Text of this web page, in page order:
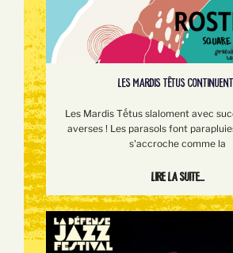
LES MARDIS TÊTUS
Les Mardis Tếtus slaloment avec
averses ! Les parasols font
s'accroche comme la
Lire la suite...